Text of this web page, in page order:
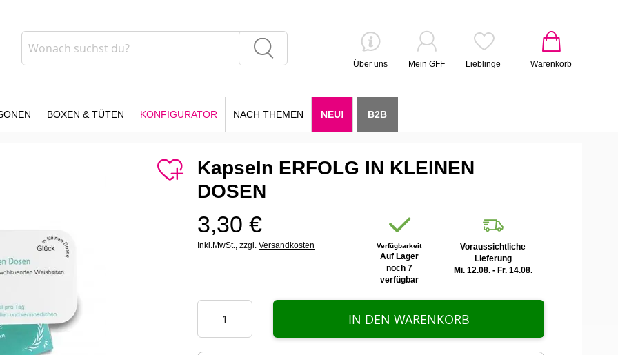
Warenkorb
Über uns Mein GFF Lieblinge
BOXEN & TÜTEN KONFIGURATOR NACH THEMEN NEU! B2B
Kapseln ERFOLG IN KLEINEN
DOSEN
3,30 €
Inkl.MwSt., zzgl. Versandkosten Verfügbarkeit
Auf Lager
noch 7
verfügbar
Voraussichtliche
Lieferung
Mi. 12.08. - Fr. 14.08.
IN DEN WARENKORB